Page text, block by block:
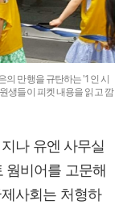
의 만행을 규탄하는 '1인 시
생들이 피켓 내용을 읽고 깜
나 유엔 사무실
웜비어를 고문해
사회는 처형하